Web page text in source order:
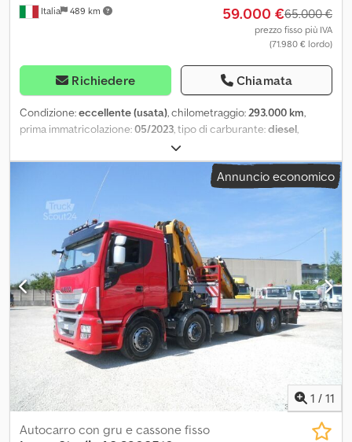
Italia 489 km 59.000 €65.000 €
prezzo fisso più IVA
(71.980 € lordo)
Richiedere Chiamata
Condizione:eccellente (usata), chilometraggio:293.000 km,
prima immatricolazione:05/2023, tipo di carburante:diesel,
, SOLO 293000 KM-ADR AT,EX,/ II,
EX/III ,FL-HIGH VALUE-AERO PLUS-LIVING COMFORT-DRIVING
COMFORT PLUS-CONDIZ AUTOMATICO +PARCHEGGIO-PREMIUM
STYLE-DRIVER ASSISTANT-RALLA 2 H = 185 P 50 -RUOTA E
PORTARUOTA BATT220AH RIB CAB-SERB.COMB.540LLUCI LED
POST-SERBATOIO UREA 80L-RICKING MODE-TACH DIG ADR-
Dedezh Eiwspfx Ap Ajck
Annuncio economico
1 / 11
Autocarro con gru e cassone fisso